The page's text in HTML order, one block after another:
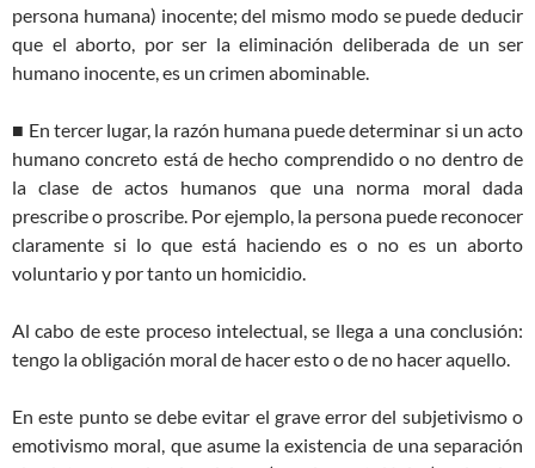
persona humana) inocente; del mismo modo se puede deducir
que el aborto, por ser la eliminación deliberada de un ser
humano inocente, es un crimen abominable.
■ En tercer lugar, la razón humana puede determinar si un acto
humano concreto está de hecho comprendido o no dentro de
la clase de actos humanos que una norma moral dada
prescribe o proscribe. Por ejemplo, la persona puede reconocer
claramente si lo que está haciendo es o no es un aborto
voluntario y por tanto un homicidio.
Al cabo de este proceso intelectual, se llega a una conclusión:
tengo la obligación moral de hacer esto o de no hacer aquello.
En este punto se debe evitar el grave error del subjetivismo o
emotivismo moral, que asume la existencia de una separación